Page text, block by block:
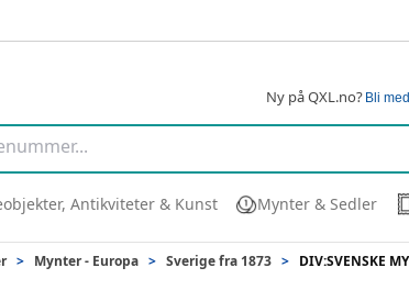
Ny på QXL.no? Bli
Antikviteter & Kunst Mynter & Sedler
> Mynter - Europa > Sverige fra 1873 > DIV:SVENSKE